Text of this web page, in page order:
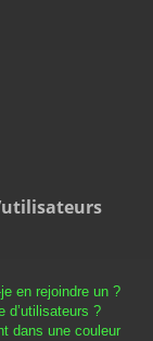
en rejoindre un ?
d’utilisateurs ?
dans une couleur